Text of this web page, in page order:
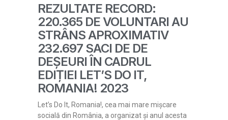
REZULTATE RECORD:
220.365 DE VOLUNTARI AU
STRÂNS APROXIMATIV
232.697 SACI DE DE
DEȘEURI ÎN CADRUL
EDIȚIEI LET’S DO IT,
ROMANIA! 2023
Let’s Do It, Romania!, cea mai mare mișcare
socială din România, a organizat și anul acesta